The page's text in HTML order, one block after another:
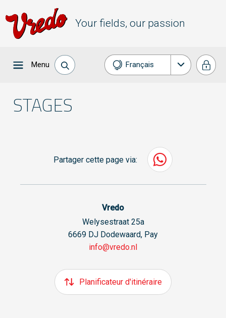
Your fields, our passion
Menu Français
STAGES
Partager cette page via:
Vredo
Welysestraat 25a
6669 DJ Dodewaard, Pay
info@vredo.nl
Planificateur d'itinéraire